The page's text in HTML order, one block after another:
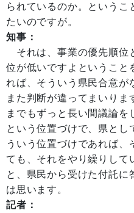
られているのか。というこ
たいのですが。
知事：
それは、事業の優先順位
位が低いですよということ
れば、そういう県民合意が
また判断が違ってまいり
までもずっと長い間議論
という位置づけで、県とし
ういう位置づけであれば、
ても、それをやり繰りして
と、県民から受けた付託に
は思います。
記者：